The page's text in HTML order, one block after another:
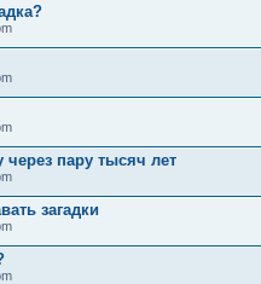
пару тысяч лет
загадки